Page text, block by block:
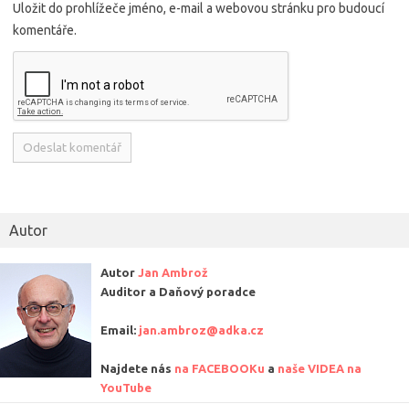
Uložit do prohlížeče jméno, e-mail a webovou stránku pro budoucí
komentáře.
Autor
Autor Jan Ambrož
Auditor a Daňový poradce
Email: jan.ambroz@adka.cz
Najdete nás na FACEBOOKu a naše VIDEA na
YouTube